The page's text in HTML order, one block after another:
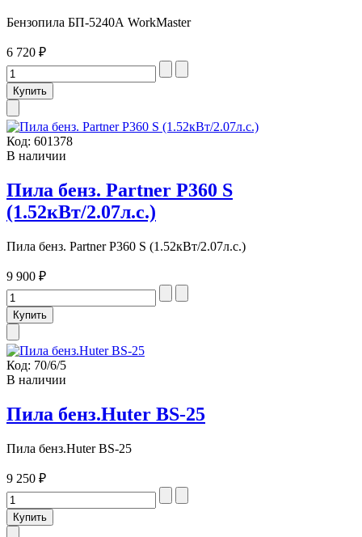
Бензопила БП-5240А WorkMaster
6 720 ₽
Код: 601378
В наличии
Пила бенз. Partner P360 S
(1.52кВт/2.07л.с.)
Пила бенз. Partner P360 S (1.52кВт/2.07л.с.)
9 900 ₽
Код: 70/6/5
В наличии
Пила бенз.Huter BS-25
Пила бенз.Huter BS-25
9 250 ₽